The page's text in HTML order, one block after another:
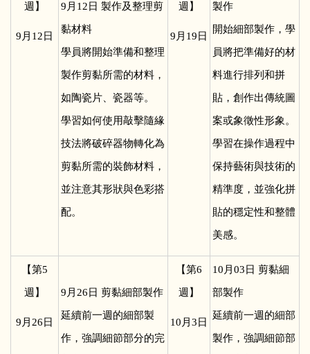
週】
9 月12日
9 月12日 製作及整理剪
黏材料
學員將開始準備和整理
製作剪黏所需的材料，
如陶瓷片、瓷器等。
學習如何使用敲擊隨緣
技法將破碎器物轉化為
剪黏所需的裝飾材料，
並注意其形狀與色彩搭
配。
週】
9 月19日
製作
開始細部製作，學
員將把準備好的材
料進行排列和拼
貼，創作出傳統圖
案或象徵性形象。
學習在操作過程中
保持藝術與技術的
精準度，並強化拼
貼的穩定性和整體
美感。
【第5
週】
9 月26日
9 月26日 剪黏細部製作
延續前一週的細部製
作，強調細節部分的完
【第6
週】
10 月3日
10 月03日 剪黏細
部製作
延續前一週的細部
製作，強調細節部